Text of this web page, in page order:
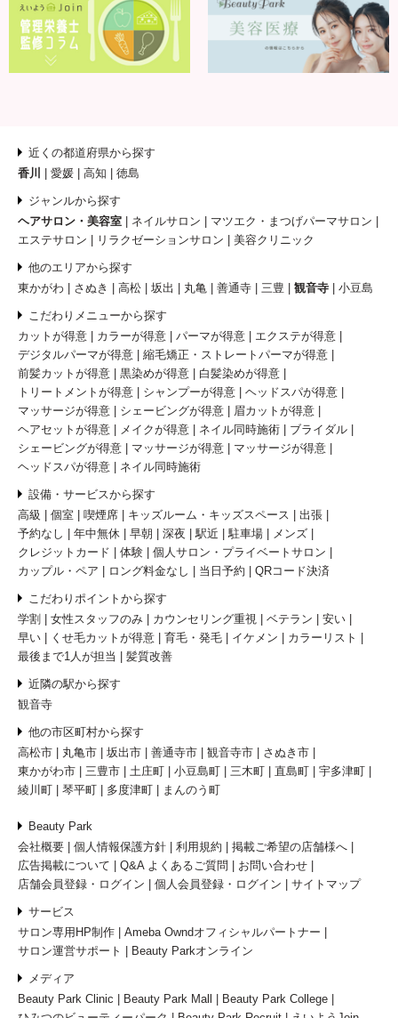
近くの都道府県から探す
香川
愛媛 高知 徳島
ジャンルから探す
ヘアサロン・美容室
ネイルサロン
マツエク・まつげパーマサロン
エステサロン
リラクゼーションサロン 美容クリニック
他のエリアから探す
東かがわ
さぬき 高松 坂出 丸亀 善通寺 三豊 観音寺 小豆島
こだわりメニューから探す
カットが得意
カラーが得意 パーマが得意
エクステが得意
デジタルパーマが得意
縮毛矯正・ストレートパーマが得意
前髪カットが得意
黒染めが得意
白髪染めが得意
トリートメントが得意
シャンプーが得意
ヘッドスパが得意
マッサージが得意
シェービングが得意
眉カットが得意
ヘアセットが得意
メイクが得意 ネイル同時施術
ブライダル
シェービングが得意
マッサージが得意
マッサージが得意
ヘッドスパが得意
ネイル同時施術
設備・サービスから探す
高級
個室 喫煙席 キッズルーム・キッズスペース
出張
予約なし
年中無休 早朝 深夜 駅近 駐車場
メンズ
クレジットカード
体験
個人サロン・プライベートサロン
カップル・ペア
ロング料金なし 当日予約 QRコード決済
こだわりポイントから探す
学割
女性スタッフのみ カウンセリング重視 ベテラン
安い
早い
くせ毛カットが得意 育毛・発毛 イケメン
カラーリスト
最後まで1人が担当
髪質改善
近隣の駅から探す
観音寺
他の市区町村から探す
高松市
丸亀市 坂出市 善通寺市 観音寺市
さぬき市
東かがわ市
三豊市 土庄町 小豆島町 三木町 直島町
宇多津町
綾川町
琴平町 多度津町 まんのう町
Beauty Park
会社概要
個人情報保護方針 利用規約
掲載ご希望の店舗様へ
広告掲載について
Q&A よくあるご質問
お問い合わせ
店舗会員登録・ログイン
個人会員登録・ログイン サイトマップ
サービス
サロン専用HP制作
Ameba Owndオフィシャルパートナー
サロン運営サポート
Beauty Parkオンライン
メディア
Beauty Park Clinic
Beauty Park Mall
Beauty Park College